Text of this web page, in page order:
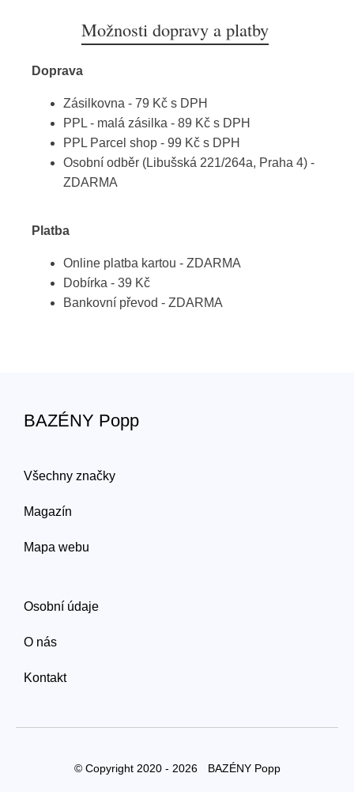
Možnosti dopravy a platby
Doprava
Zásilkovna - 79 Kč s DPH
PPL - malá zásilka - 89 Kč s DPH
PPL Parcel shop - 99 Kč s DPH
Osobní odběr (Libušská 221/264a, Praha 4) -
ZDARMA
Platba
Online platba kartou - ZDARMA
Dobírka - 39 Kč
Bankovní převod - ZDARMA
BAZÉNY Popp
Všechny značky
Magazín
Mapa webu
Osobní údaje
O nás
Kontakt
© Copyright 2020 - 2026 BAZÉNY Popp